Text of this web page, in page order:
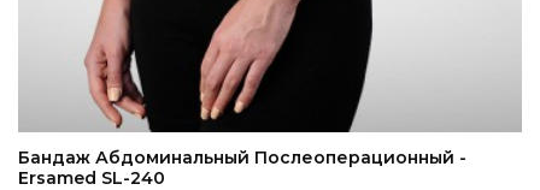
ADD TO CART
Бандаж Абдоминальный Послеоперационный -
Ersamed SL-240